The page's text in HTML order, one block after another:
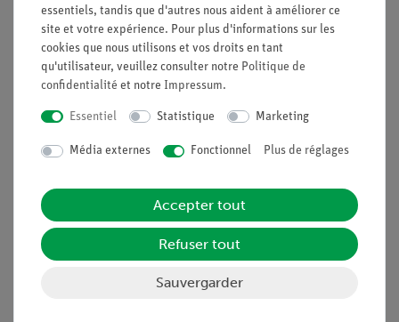
Légal
Contact
Conditions générales de vente
Déclaration de confidentialité
Service
Aperçu du service
Téléchargements
Catalogue
essentiels, tandis que d'autres nous aident à améliorer ce
site et votre expérience. Pour plus d'informations sur les
cookies que nous utilisons et vos droits en tant
qu'utilisateur, veuillez consulter notre Politique de
confidentialité et notre Impressum.
Essentiel Statistique Marketing
Média externes Fonctionnel Plus de réglages
Accepter tout
Refuser tout
Sauvergarder